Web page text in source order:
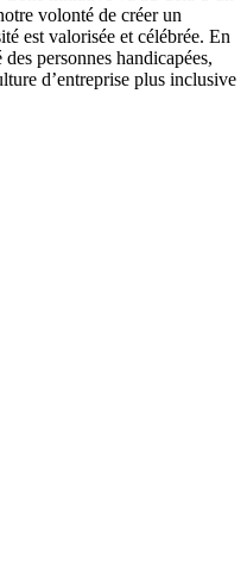
volonté de créer un
est valorisée et célébrée. En
personnes handicapées,
d’entreprise plus inclusive